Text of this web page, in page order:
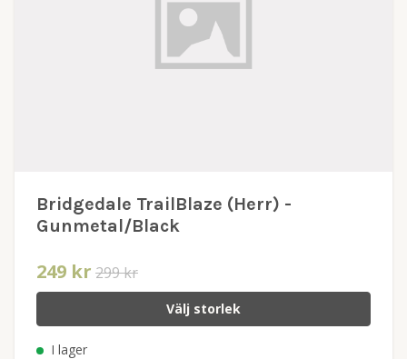
Bridgedale TrailBlaze (Herr) -
Gunmetal/Black
249 kr 299 kr
Välj storlek
I lager